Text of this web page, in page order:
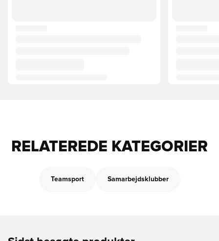
RELATEREDE KATEGORIER
Teamsport Samarbejdsklubber